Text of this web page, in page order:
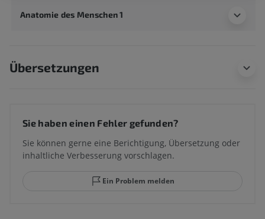
Anatomie des Menschen 1
Übersetzungen
Sie haben einen Fehler gefunden?
Sie können gerne eine Berichtigung, Übersetzung oder
inhaltliche Verbesserung vorschlagen.
Ein Problem melden